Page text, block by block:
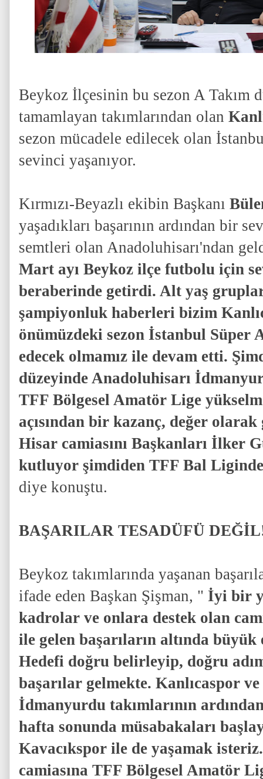
Beykoz İlçesinin bu sezon A Takım
tamamlayan takımlarından olan
sezon mücadele edilecek olan
sevinci yaşanıyor.
Kırmızı-Beyazlı ekibin Başkanı
yaşadıkları başarının ardından bir
semtleri olan Anadoluhisarı'ndan
Mart ayı Beykoz ilçe futbolu için
beraberinde getirdi. Alt yaş
şampiyonluk haberleri bizim
önümüzdeki sezon İstanbul Süper
edecek olmamız ile devam etti.
düzeyinde Anadoluhisarı
TFF Bölgesel Amatör Lige
açısından bir kazanç, değer
Hisar camiasını Başkanları İlker
kutluyor şimdiden TFF Bal
diye konuştu.
BAŞARILAR TESADÜFÜ
Beykoz takımlarında yaşanan
ifade eden Başkan Şişman, " İyi bir
kadrolar ve onlara destek olan
ile gelen başarıların altında
Hedefi doğru belirleyip, doğru
başarılar gelmekte. Kanlıcaspor
İdmanyurdu takımlarının
hafta sonunda müsabakaları
Kavacıkspor ile de yaşamak
camiasına TFF Bölgesel Amatör